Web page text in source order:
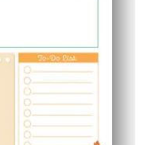
以设定每日环保目标，